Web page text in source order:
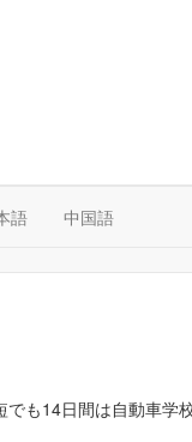
語 中国語
でも14日間は自動車学